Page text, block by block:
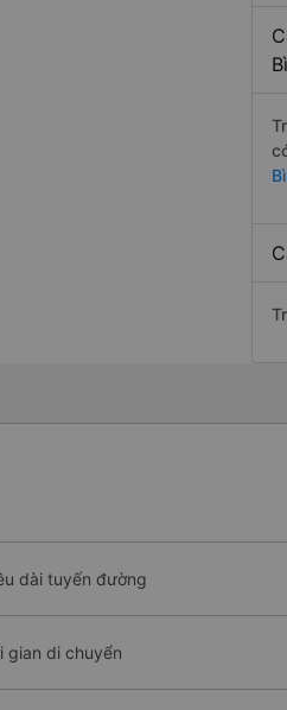
dài tuyến đường
gian di chuyển